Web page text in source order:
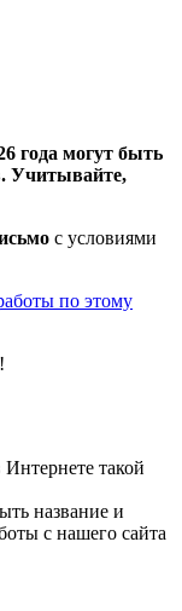
года могут быть
Учитывайте,
с условиями
по этому
Интернете такой
название и
с нашего сайта